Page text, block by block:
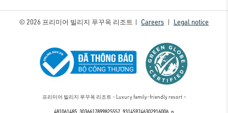
© 2026 프리미어 빌리지 푸꾸옥 리조트 | Careers | Legal notice
프리미어 빌리지 푸꾸옥 리조트 - Luxury family-friendly resort -
481061485_3036617899825557_931459746302916006_n